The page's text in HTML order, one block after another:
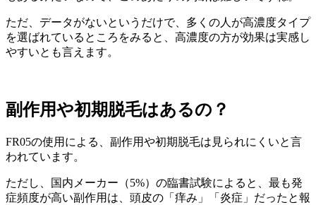
ただ、データがないというだけで、多くの人が高濃度タイプ
を選ばれているところをみると、高濃度の方が効果は実感し
やすいとも言えます。
副作用や初期脱毛はあるの？
FR05の使用による、 副作用や初期脱毛は見られにくいと言
われています。
ただし、国内メーカー（5%）の臨書試験によると、最も発
症頻度が高い副作用は、頭皮の「痒み」「炎症」だったと報